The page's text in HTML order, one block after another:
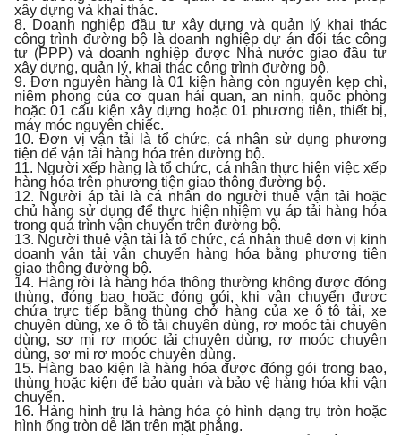
xây dựng và khai thác.
8. Doanh nghiệp đầu tư xây dựng và quản lý khai thác
công trình đường bộ là doanh nghiệp dự án đối tác công
tư (PPP) và doanh nghiệp được Nhà nước giao đầu tư
xây dựng, quản lý, khai thác công trình đường bộ.
9. Đơn nguyên hàng là 01 kiện hàng còn nguyên kẹp chì,
niêm phong của cơ quan hải quan, an ninh, quốc phòng
hoặc 01 cấu kiện xây dựng hoặc 01 phương tiện, thiết bị,
máy móc nguyên chiếc.
10. Đơn vị vận tải là tổ chức, cá nhân sử dụng phương
tiện để vận tải hàng hóa trên đường bộ.
11. Người xếp hàng là tổ chức, cá nhân thực hiện việc xếp
hàng hóa trên phương tiện giao thông đường bộ.
12. Người áp tải là cá nhân do người thuê vận tải hoặc
chủ hàng sử dụng để thực hiện nhiệm vụ áp tải hàng hóa
trong quá trình vận chuyển trên đường bộ.
13. Người thuê vận tải là tổ chức, cá nhân thuê đơn vị kinh
doanh vận tải vận chuyển hàng hóa bằng phương tiện
giao thông đường bộ.
14. Hàng rời là hàng hóa thông thường không được đóng
thùng, đóng bao hoặc đóng gói, khi vận chuyển được
chứa trực tiếp bằng thùng chở hàng của xe ô tô tải, xe
chuyên dùng, xe ô tô tải chuyên dùng, rơ moóc tải chuyên
dùng, sơ mi rơ moóc tải chuyên dùng, rơ moóc chuyên
dùng, sơ mi rơ moóc chuyên dùng.
15. Hàng bao kiện là hàng hóa được đóng gói trong bao,
thùng hoặc kiện để bảo quản và bảo vệ hàng hóa khi vận
chuyển.
16. Hàng hình trụ là hàng hóa có hình dạng trụ tròn hoặc
hình ống tròn dễ lăn trên mặt phẳng.